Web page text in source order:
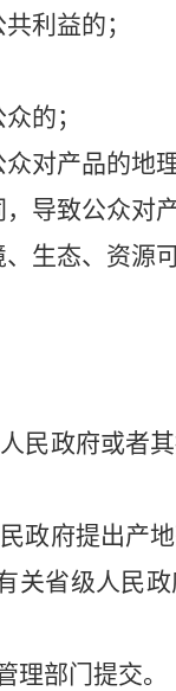
共利益的；
的；
众对产品的地
，导致公众对
生态、资源
民政府或者
政府提出产
关省级人民
部门提交。